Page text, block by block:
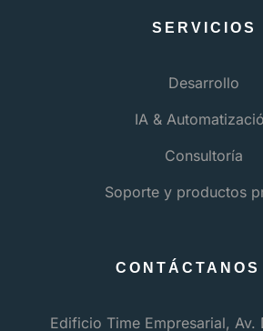
SERVICIOS
Desarrollo
IA &
Consultoría
Soporte y productos
CONTÁCTANOS
Edificio Time Empresarial, Av.